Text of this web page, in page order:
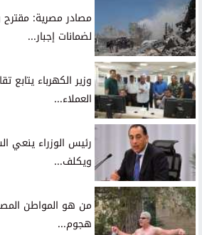
مصادر مصرية: مقترح
لضمانات إجبار...
وزير الكهرباء يتابع
العملاء...
رئيس الوزراء ينعي
ويكلف...
من هو المواطن
هجوم...